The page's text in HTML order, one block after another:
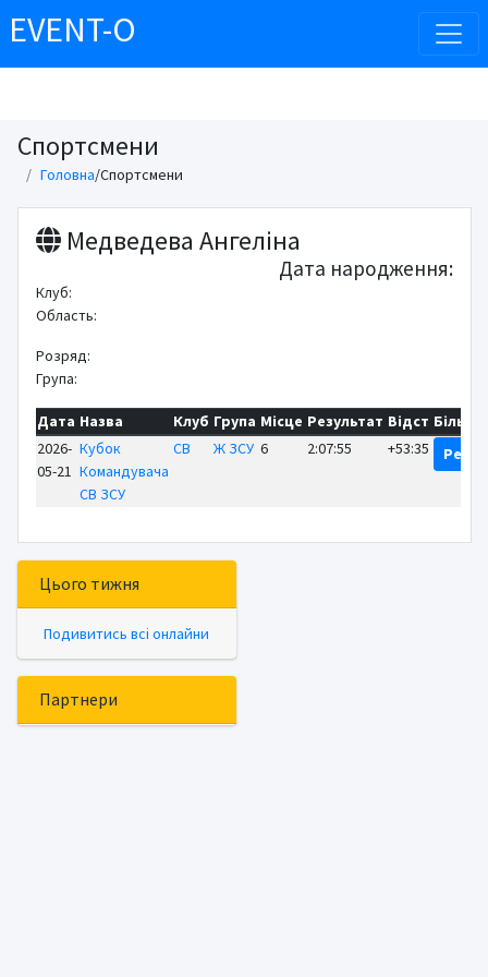
EVENT-O
Спортсмени
Головна/Спортсмени
Медведева Ангеліна
Дата народження:
Клуб:
Область:
Розряд:
Група:
Дата Назва Клуб Група Місце Результат Відст Більше
2026-
05-21
Кубок
Командувача
СВ ЗСУ
СВ Ж ЗСУ 6 2:07:55 +53:35
Цього тижня
Подивитись всі онлайни
Партнери